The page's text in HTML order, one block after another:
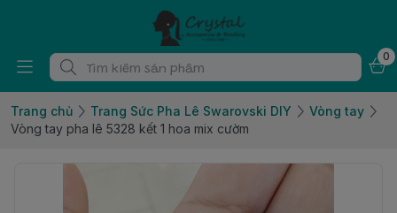
0
Trang chủ Trang Sức Pha Lê Swarovski DIY
Vòng tay
Vòng tay pha lê 5328 kết 1 hoa mix cườm